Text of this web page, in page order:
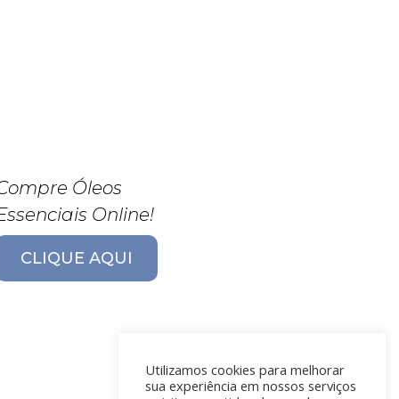
Óleos
Online!
CLIQUE AQUI
Utilizamos cookies para melhorar
sua experiência em nossos serviços